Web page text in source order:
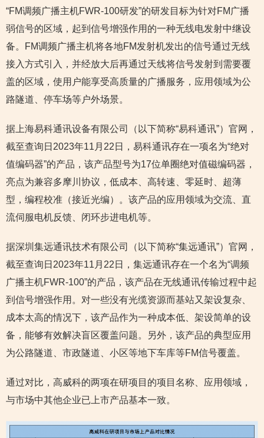
“FM调频广播主机FWR-100研发”的研发目标为针对FM广播
弱信号的区域，起到信号增强作用的一种无线电发射中继设
备。FM调频广播主机将各地FM发射机发出的信号通过无线
接入方式引入，并经放大后再通过天线将信号发射到需要覆
盖的区域，使用户能享受高质量的广播服务，应用领域为公
路隧道、停车场等户外场景。
据上海易科通讯设备有限公司（以下简称“易科通讯”）官网，
截至查询日2023年11月22日，易科通讯存在一项名为“绝对
值编码器”的产品，该产品型号为17位单圈绝对值磁编码器，
亮点为兼容多摩川协议，低成本、高转速、零延时、超薄
型，编程校准（接近光编）。该产品的应用领域为交流、直
流伺服电机反馈、闭环步进电机等。
据深圳集远通讯技术有限公司（以下简称“集远通讯”）官网，
截至查询日2023年11月22日，集远通讯存在一个名为“调频
广播主机FWR-100”的产品，该产品在无线通讯传输过程中起
到信号增强作用。对一些没有光缆资源而基站又架设复杂、
成本太高的情况下，该产品作为一种成本低、架设简单的设
备，能够有效解决盲区覆盖问题。另外，该产品的典型应用
为公路隧道、市政隧道、小区等地下车库等FM信号覆盖。
通过对比，高威科的两项在研项目的项目名称、应用领域，
与市场中其他企业已上市产品基本一致。